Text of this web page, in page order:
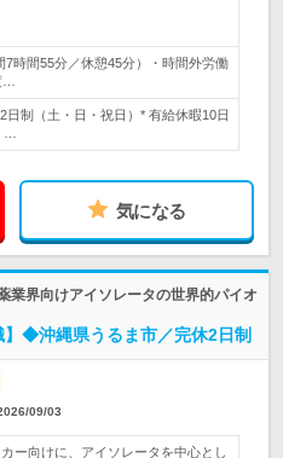
7時間55分／休憩45分）・時間外労働
日制（土・日・祝日）* 有給休暇10日
…
気になる
界向けアイソレータの世界的パイオ
】◆沖縄県うるま市／完休2日制
09/03
ー向けに、アイソレータを中心とし